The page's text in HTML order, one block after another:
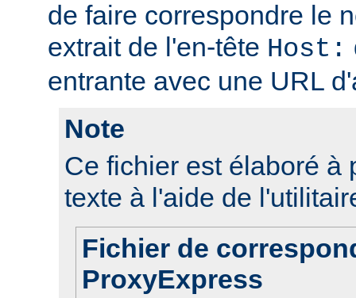
de faire correspondre le
extrait de l'en-tête Host:
entrante avec une URL
Note
Ce fichier est élaboré à
texte à l'aide de
Fichier de
ProxyExpress